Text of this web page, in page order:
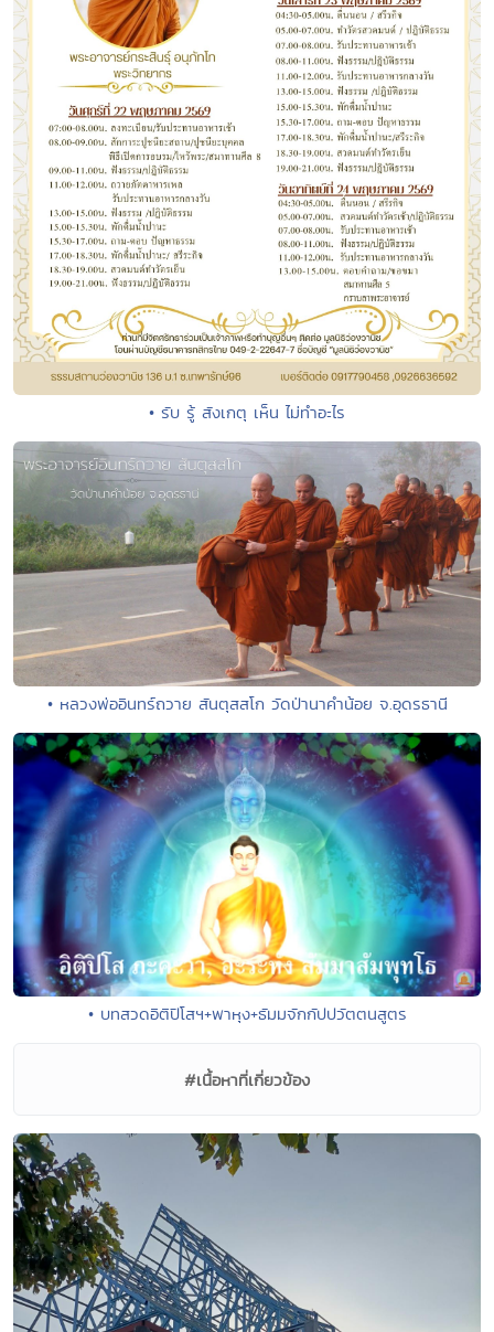
• รับ รู้ สังเกตุ เห็น ไม่ทำอะไร
• หลวงพ่ออินทร์ถวาย สันตุสสโก วัดป่านาคำน้อย จ.อุดรธานี
• บทสวดอิติปิโสฯ+พาหุง+ธัมมจักกัปปวัตตนสูตร
#เนื้อหาที่เกี่ยวข้อง